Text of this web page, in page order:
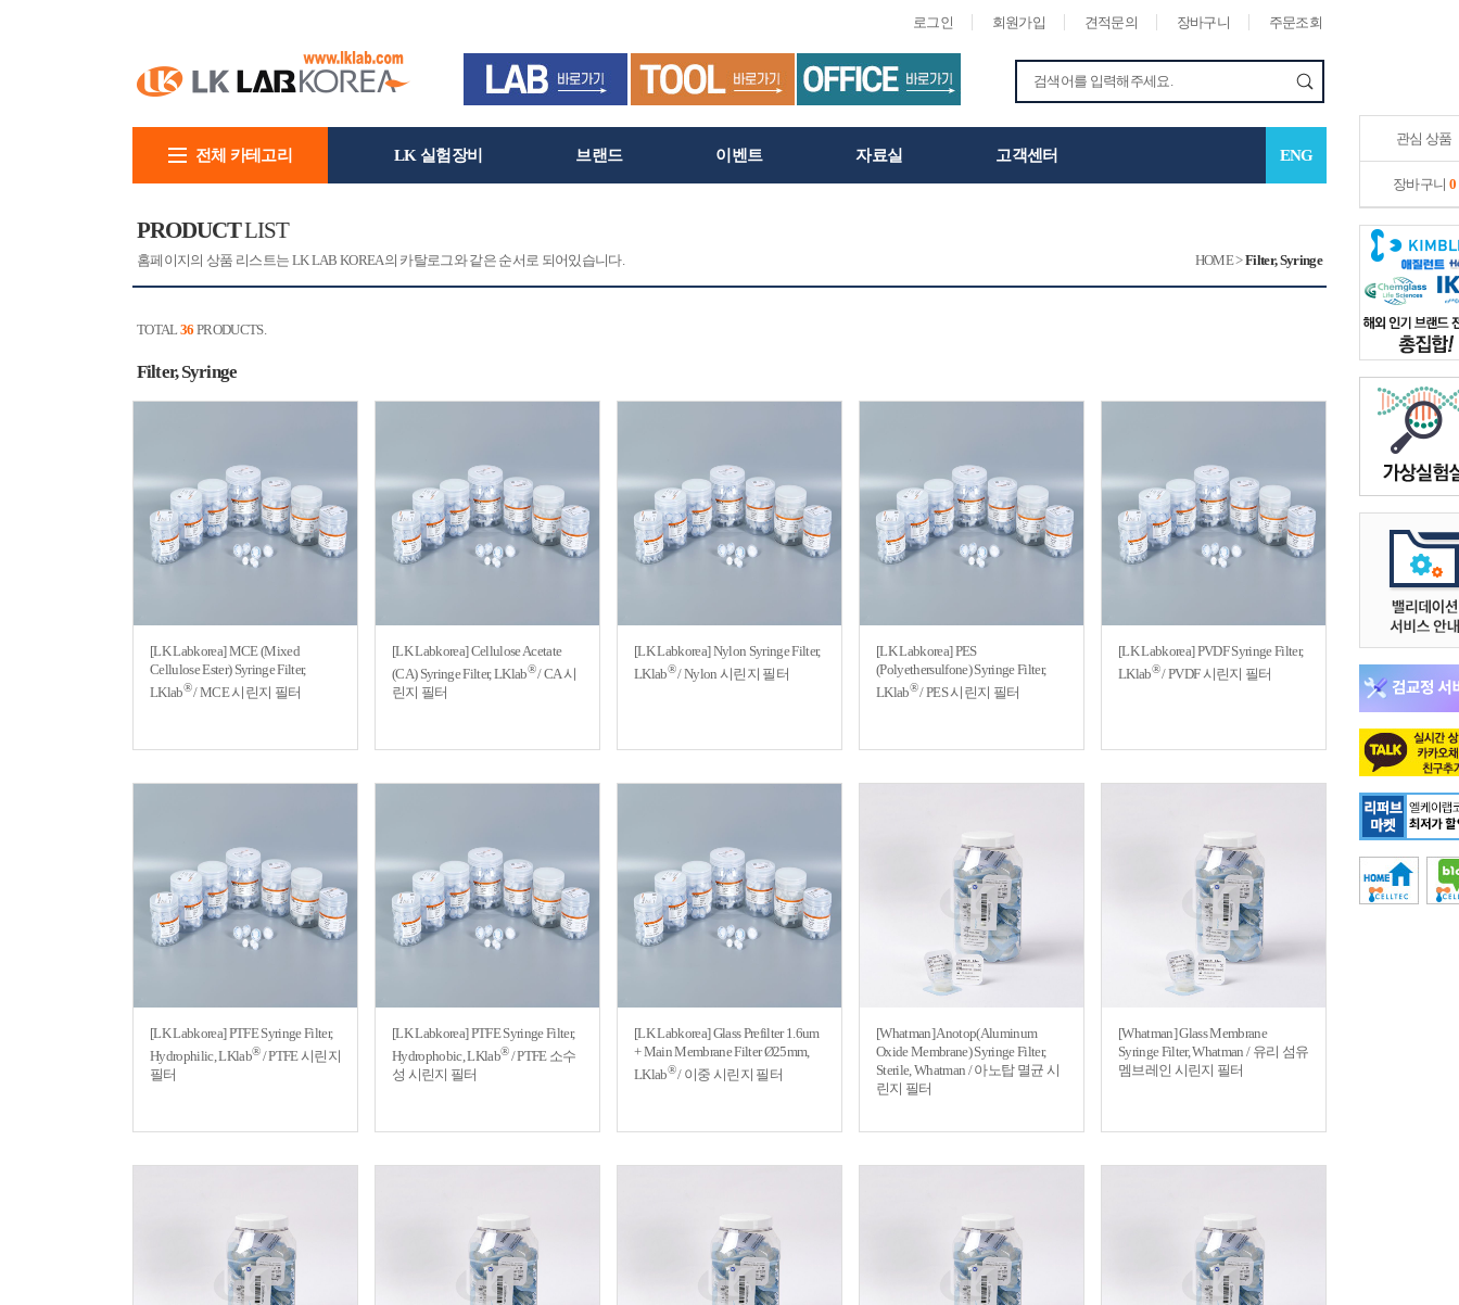
로그인 회원가입 견적문의 장바구니 주문조회
관심 상품
장바구니 0
전체 카테고리 LK 실험장비 브랜드 이벤트 자료실 고객센터 ENG
PRODUCTLIST
홈페이지의 상품 리스트는 LK LAB KOREA의 카탈로그와 같은 순서로 되어있습니다. HOME>Filter, Syringe
TOTAL 36 PRODUCTS.
Filter, Syringe
[LK Labkorea] MCE (Mixed
Cellulose Ester) Syringe Filter,
LKlab®/ MCE 시린지 필터
[LK Labkorea] Cellulose Acetate
(CA) Syringe Filter, LKlab®/ CA 시
린지 필터
[LK Labkorea] Nylon Syringe Filter,
LKlab®/ Nylon 시린지 필터
[LK Labkorea] PES
(Polyethersulfone) Syringe Filter,
LKlab®/ PES 시린지 필터
[LK Labkorea] PVDF Syringe Filter,
LKlab®/ PVDF 시린지 필터
[LK Labkorea] PTFE Syringe Filter,
Hydrophilic, LKlab®/ PTFE 시린지
필터
[LK Labkorea] PTFE Syringe Filter,
Hydrophobic, LKlab®/ PTFE 소수
성 시린지 필터
[LK Labkorea] Glass Prefilter 1.6um
+ Main Membrane Filter Ø25mm,
LKlab®/ 이중 시린지 필터
[Whatman] Anotop(Aluminum
Oxide Membrane) Syringe Filter,
Sterile, Whatman / 아노탑 멸균 시
린지 필터
[Whatman] Glass Membrane
Syringe Filter, Whatman / 유리 섬유
멤브레인 시린지 필터